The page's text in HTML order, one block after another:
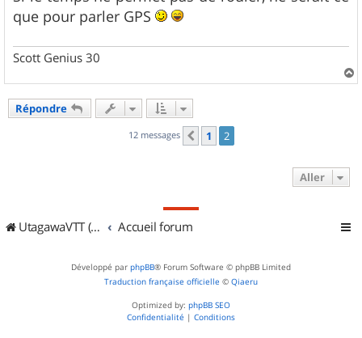
e
que pour parler GPS
Scott Genius 30
a
Répondre
12 messages Précédent
1 2
Aller
UtagawaVTT (Randos VTT et VTTAE avec traces GPS) Accueil forum
Développé par phpBB® Forum Software © phpBB Limited
Traduction française officielle © Qiaeru
Optimized by: phpBB SEO
Confidentialité | Conditions